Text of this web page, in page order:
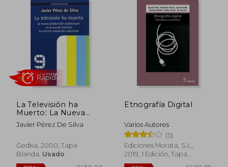
La Televisión ha
Muerto: La Nueva
Producción
Audiovisual en la era
Tercera Revolución
Industrial
Javier Pérez De Silva
Gedisa, 2000, Tapa
Blanda, Usado
Etnografía Digital
Varios Autores
(5)
Ediciones Morata, S.L.,
2019, 1 Edición, Tapa
Blanda, Nuevo